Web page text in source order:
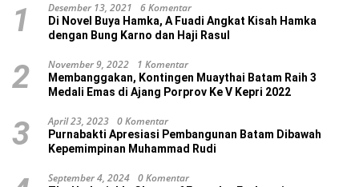
1 Desember 13, 2021 6 Komentar
Di Novel Buya Hamka, A Fuadi Angkat Kisah Hamka
dengan Bung Karno dan Haji Rasul
2 November 9, 2022 1 Komentar
Membanggakan, Kontingen Muaythai Batam Raih 3
Medali Emas di Ajang Porprov Ke V Kepri 2022
3 April 23, 2023 0 Komentar
Purnabakti Apresiasi Pembangunan Batam Dibawah
Kepemimpinan Muhammad Rudi
September 4, 2024 0 Komentar